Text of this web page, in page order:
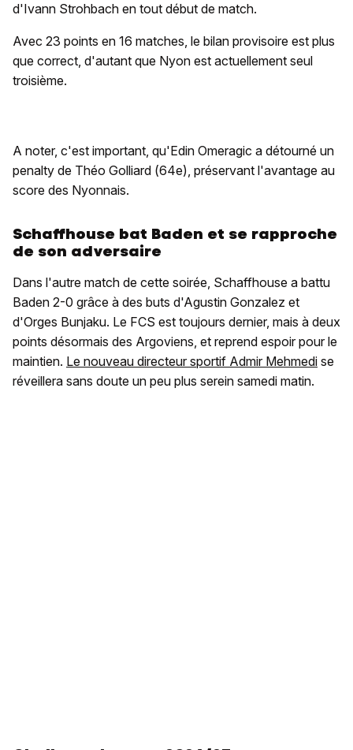
d'Ivann Strohbach en tout début de match.
Avec 23 points en 16 matches, le bilan provisoire est plus
que correct, d'autant que Nyon est actuellement seul
troisième.
A noter, c'est important, qu'Edin Omeragic a détourné un
penalty de Théo Golliard (64e), préservant l'avantage au
score des Nyonnais.
Schaffhouse bat Baden et se rapproche
de son adversaire
Dans l'autre match de cette soirée, Schaffhouse a battu
Baden 2-0 grâce à des buts d'Agustin Gonzalez et
d'Orges Bunjaku. Le FCS est toujours dernier, mais à deux
points désormais des Argoviens, et reprend espoir pour le
maintien. Le nouveau directeur sportif Admir Mehmedi se
réveillera sans doute un peu plus serein samedi matin.